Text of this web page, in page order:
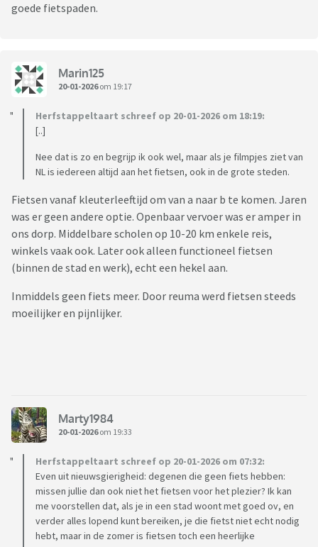
goede fietspaden.
Marin125
20-01-2026om 19:17
Herfstappeltaart schreef op 20-01-2026 om 18:19:
[..]
Nee dat is zo en begrijp ik ook wel, maar als je filmpjes ziet van
NL is iedereen altijd aan het fietsen, ook in de grote steden.
Fietsen vanaf kleuterleeftijd om van a naar b te komen. Jaren
was er geen andere optie. Openbaar vervoer was er amper in
ons dorp. Middelbare scholen op 10-20 km enkele reis,
winkels vaak ook. Later ook alleen functioneel fietsen
(binnen de stad en werk), echt een hekel aan.
Inmiddels geen fiets meer. Door reuma werd fietsen steeds
moeilijker en pijnlijker.
Marty1984
20-01-2026om 19:33
Herfstappeltaart schreef op 20-01-2026 om 07:32:
Even uit nieuwsgierigheid: degenen die geen fiets hebben:
missen jullie dan ook niet het fietsen voor het plezier? Ik kan
me voorstellen dat, als je in een stad woont met goed ov, en
verder alles lopend kunt bereiken, je die fietst niet echt nodig
hebt, maar in de zomer is fietsen toch een heerlijke